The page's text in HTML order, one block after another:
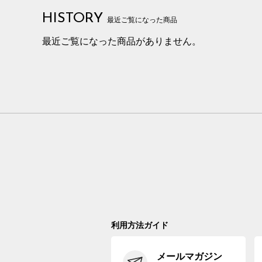
HISTORY 最近ご覧になった商品
最近ご覧になった商品がありません。
利用方法ガイド
メールマガジン